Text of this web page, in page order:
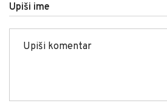
Upiši ime